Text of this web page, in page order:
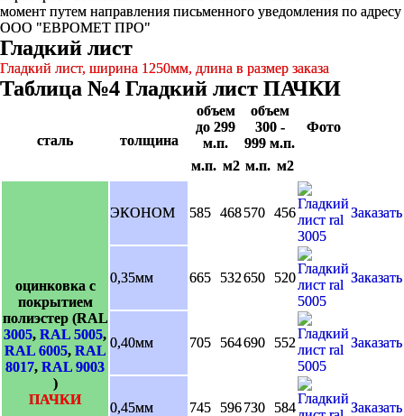
момент путем направления письменного уведомления по адресу
ООО "ЕВРОМЕТ ПРО"
Гладкий лист
Гладкий лист, ширина 1250мм, длина в размер заказа
Таблица №4 Гладкий лист ПАЧКИ
сталь толщина
объем
до 299
м.п.
объем
300 -
999 м.п.
Фото
м.п. м2 м.п. м2
оцинковка с
покрытием
полиэстер (RAL
3005, RAL 5005,
RAL 6005, RAL
8017, RAL 9003
)
ПАЧКИ
ЭКОНОМ 585 468570 456 Заказать
0,35мм 665 532650 520 Заказать
0,40мм 705 564690 552 Заказать
0,45мм 745 596730 584 Заказать